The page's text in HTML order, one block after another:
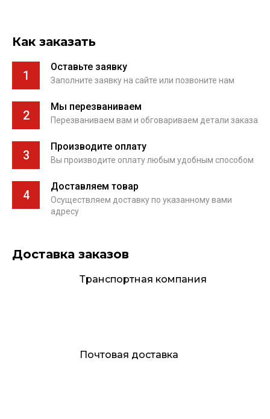
Как заказать
1
Оставьте заявку
Заполните заявку на сайте или позвоните нам
2
Мы перезваниваем
Перезваниваем вам и обговариваем детали заказа
3
Производите оплату
Вы производите оплату любым удобным способом
4
Доставляем товар
Осуществляем доставку по указанному вами
адресу
Доставка заказов
Транспортная компания
Почтовая доставка